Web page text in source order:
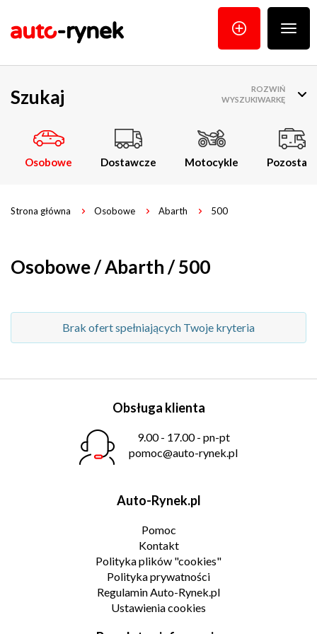
menu
Szukaj
Osobowe Dostawcze Motocykle Pozostałe
ROZWIŃ
WYSZUKIWARKĘ
Strona główna Osobowe Abarth 500
Osobowe / Abarth / 500
Brak ofert spełniających Twoje kryteria
Obsługa klienta
9.00 - 17.00 - pn-pt
pomoc@auto-rynek.pl
Auto-Rynek.pl
Pomoc
Kontakt
Polityka plików "cookies"
Polityka prywatności
Regulamin Auto-Rynek.pl
Ustawienia cookies